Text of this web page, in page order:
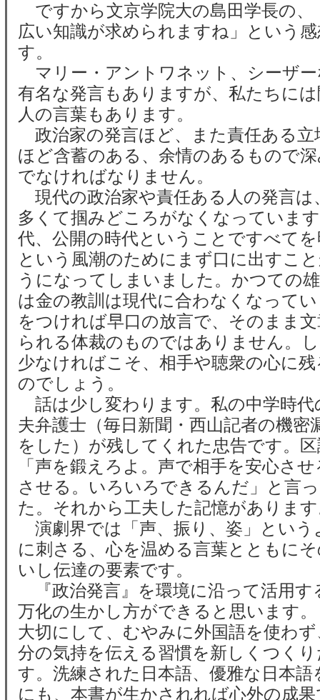
ですから文京学院大の島田学長の、
広い知識が求められますね」という
す。
マリー・アントワネット、シーザ
有名な発言もありますが、私たちに
人の言葉もあります。
政治家の発言ほど、また責任ある立
ほど含蓄のある、余情のあるもので
でなければなりません。
現代の政治家や責任ある人の発言は
多くて掴みどころがなくなっていま
代、公開の時代ということですべて
という風潮のためにまず口に出すこ
うになってしまいました。かつての
は金の教訓は現代に合わなくなって
をつければ早口の放言で、そのまま
られる体裁のものではありません。
少なければこそ、相手や聴衆の心に
のでしょう。
話は少し変わります。私の中学時代
夫弁護士（毎日新聞・西山記者の機密
をした）が残してくれた忠告です。
「声を鍛えろよ。声で相手を安心さ
させる。いろいろできるんだ」と言
た。それから工夫した記憶がありま
演劇界では「声、振り、姿」という
に刺さる、心を温める言葉とともに
いし伝達の要素です。
『政治発言』を環境に沿って活用す
万化の生かし方ができると思います
大切にして、むやみに外国語を使わ
分の気持を伝える習慣を新しくつく
す。洗練された日本語、優雅な日本
にも、本書が生かされれば心外の成